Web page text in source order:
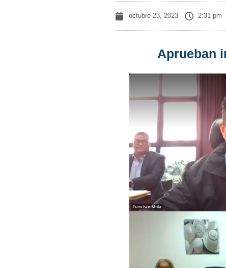
octubre 23, 2023 2:31 pm
Aprueban